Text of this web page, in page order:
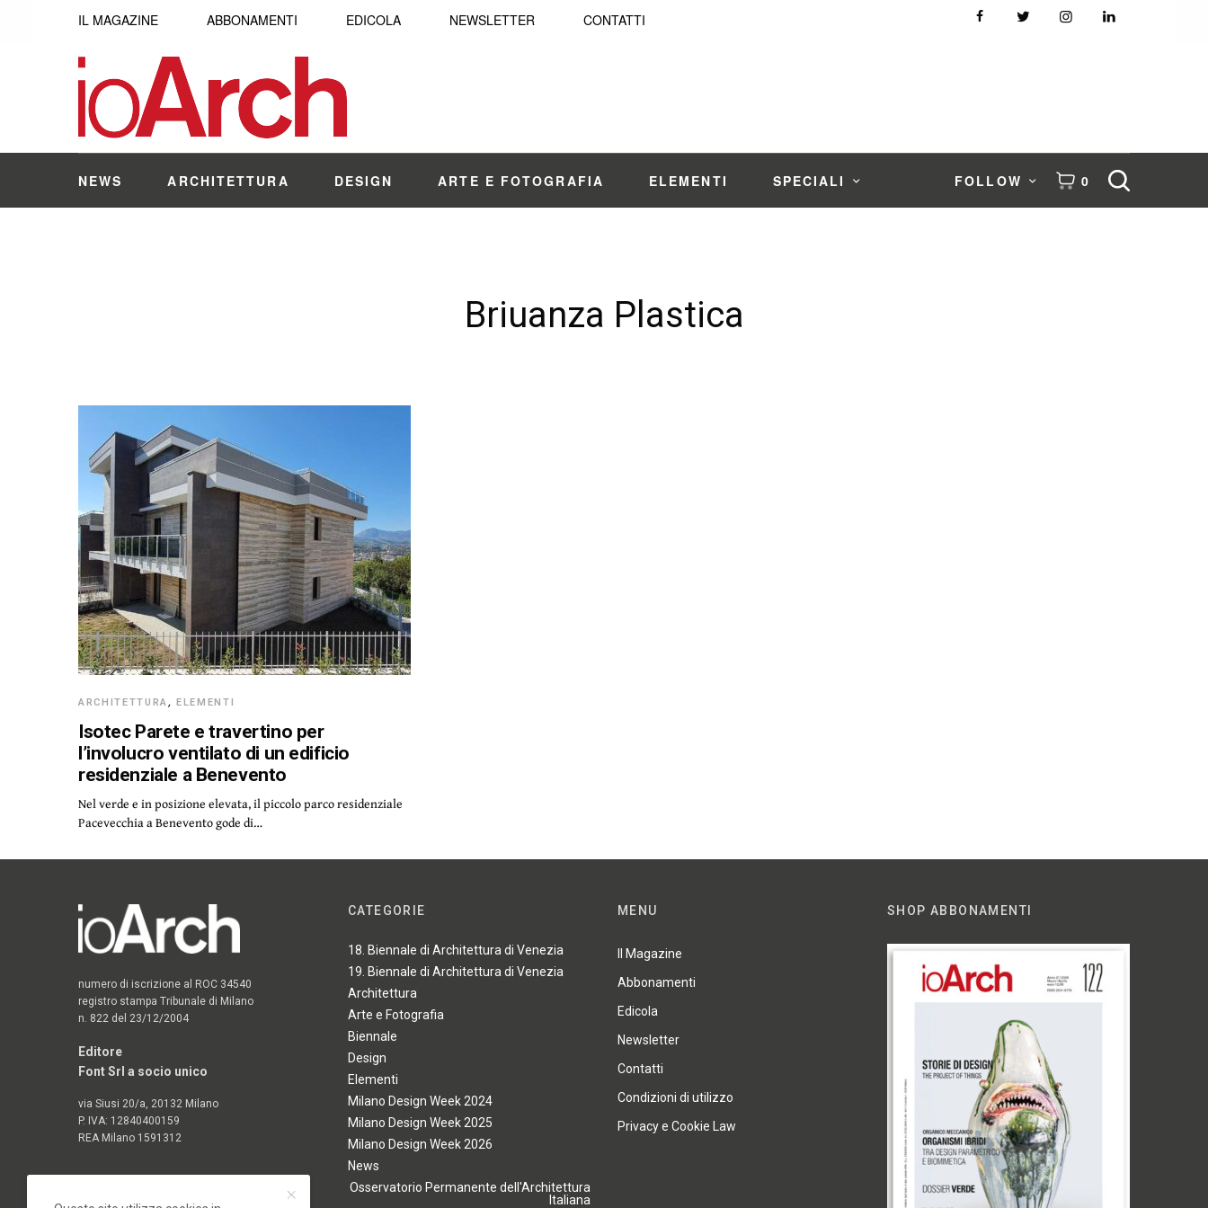
IL MAGAZINE ABBONAMENTI EDICOLA NEWSLETTER CONTATTI
NEWS ARCHITETTURA DESIGN ARTE E FOTOGRAFIA ELEMENTI SPECIALI FOLLOW 0
Briuanza Plastica
ARCHITETTURA,ELEMENTI
Isotec Parete e travertino per
l’involucro ventilato di un edificio
residenziale a Benevento
Nel verde e in posizione elevata, il piccolo parco residenziale
Pacevecchia a Benevento gode di…
numero di iscrizione al ROC 34540
registro stampa Tribunale di Milano
n. 822 del 23/12/2004
Editore
Font Srl a socio unico
via Siusi 20/a, 20132 Milano
P. IVA: 12840400159
REA Milano 1591312
CATEGORIE
18. Biennale di Architettura di Venezia
19. Biennale di Architettura di Venezia
Architettura
Arte e Fotografia
Biennale
Design
Elementi
Milano Design Week 2024
Milano Design Week 2025
Milano Design Week 2026
News
Osservatorio Permanente dell'Architettura
Italiana
MENU
Il Magazine
Abbonamenti
Edicola
Newsletter
Contatti
Condizioni di utilizzo
Privacy e Cookie Law
SHOP ABBONAMENTI